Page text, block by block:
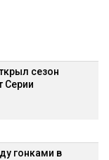
сезон
Серии
гонками в